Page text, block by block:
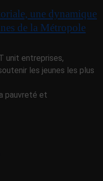
une dynamique
de la Métropole
unit entreprises,
les jeunes les plus
pauvreté et